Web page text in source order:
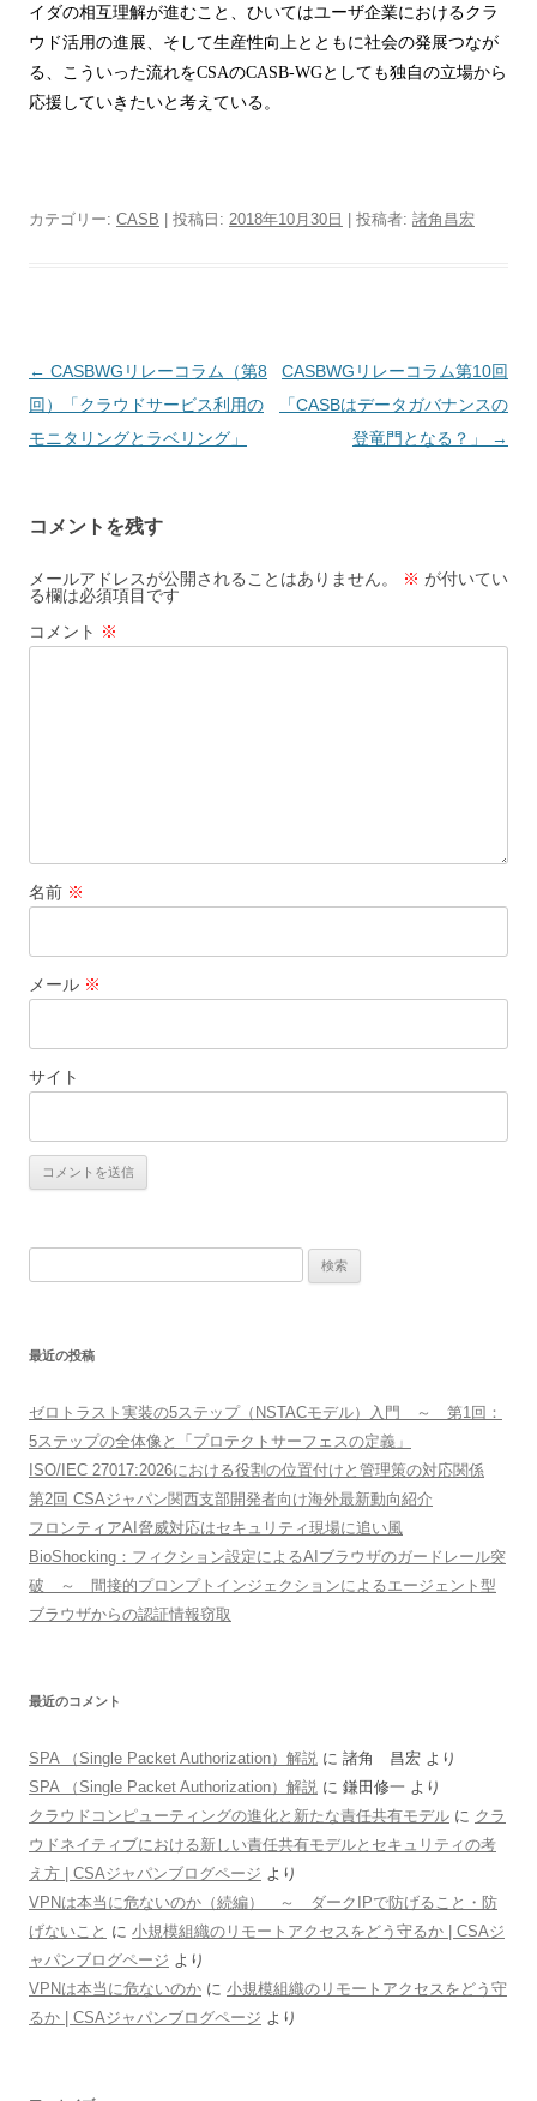
イダの相互理解が進むこと、ひいてはユーザ企業におけるクラ
ウド活用の進展、そして生産性向上とともに社会の発展つなが
る、こういった流れをCSAのCASB-WGとしても独自の立場から
応援していきたいと考えている。
カテゴリー: CASB | 投稿日: 2018年10月30日 | 投稿者: 諸角昌宏
投稿ナビゲーション
← CASBWGリレーコラム（第8
回）「クラウドサービス利用の
モニタリングとラベリング」
CASBWGリレーコラム第10回
「CASBはデータガバナンスの
登竜門となる？」
→
コメントを残す
メールアドレスが公開されることはありません。 ※ が付いてい
る欄は必須項目です
コメント ※
名前 ※
メール ※
サイト
索:
最近の投稿
ゼロトラスト実装の5ステップ（NSTACモデル）入門 ～ 第1回：
5ステップの全体像と「プロテクトサーフェスの定義」
ISO/IEC 27017:2026における役割の位置付けと管理策の対応関係
第2回 CSAジャパン関西支部開発者向け海外最新動向紹介
フロンティアAI脅威対応はセキュリティ現場に追い風
BioShocking：フィクション設定によるAIブラウザのガードレール突
破 ～ 間接的プロンプトインジェクションによるエージェント型
ブラウザからの認証情報窃取
最近のコメント
SPA （Single Packet Authorization）解説 に 諸角 昌宏 より
SPA （Single Packet Authorization）解説 に 鎌田修一 より
クラウドコンピューティングの進化と新たな責任共有モデル に クラ
ウドネイティブにおける新しい責任共有モデルとセキュリティの考
え方 | CSAジャパンブログページ より
VPNは本当に危ないのか（続編） ～ ダークIPで防げること・防
げないこと に 小規模組織のリモートアクセスをどう守るか | CSAジ
ャパンブログページ より
VPNは本当に危ないのか に 小規模組織のリモートアクセスをどう守
るか | CSAジャパンブログページ より